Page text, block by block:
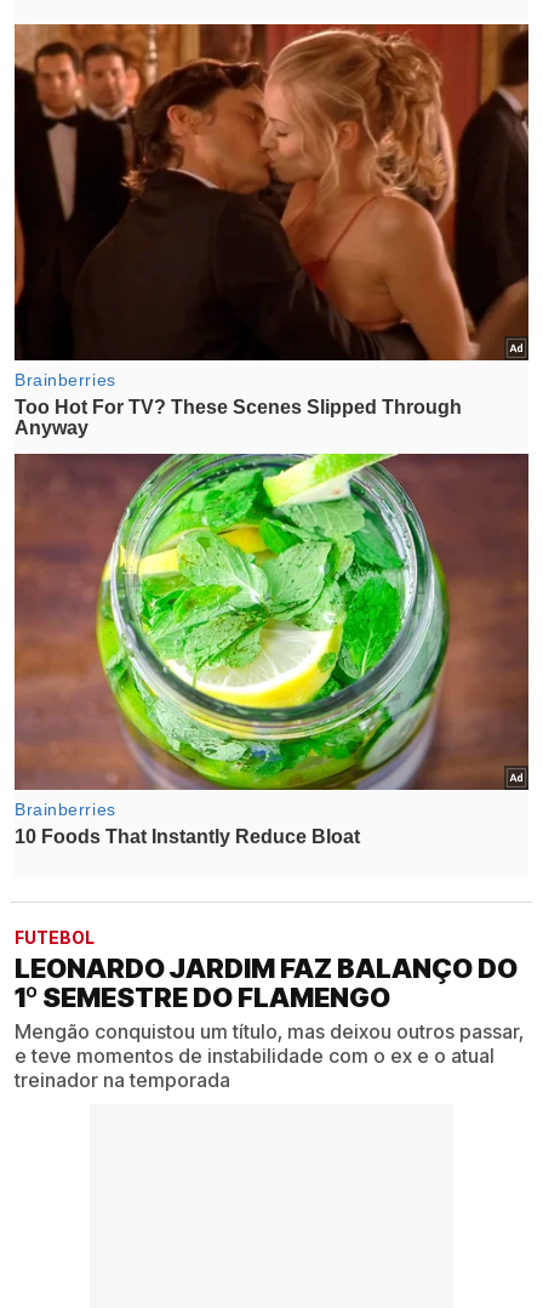
FUTEBOL
LEONARDO JARDIM FAZ BALANÇO DO
1º SEMESTRE DO FLAMENGO
Mengão conquistou um título, mas deixou outros passar,
e teve momentos de instabilidade com o ex e o atual
treinador na temporada